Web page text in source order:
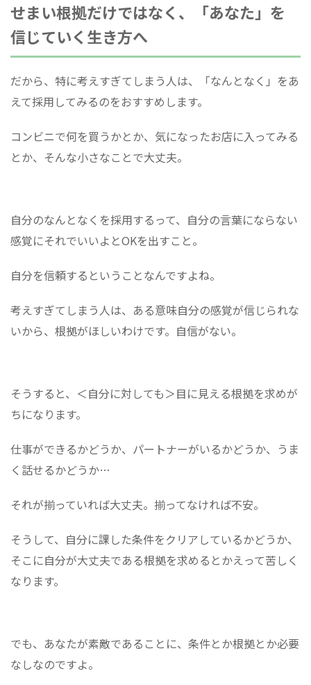
せまい根拠だけではなく、「あなた」を
信じていく生き方へ
だから、特に考えすぎてしまう人は、「なんとなく」をあ
えて採用してみるのをおすすめします。
コンビニで何を買うかとか、気になったお店に入ってみる
とか、そんな小さなことで大丈夫。
自分のなんとなくを採用するって、自分の言葉にならない
感覚にそれでいいよとOKを出すこと。
自分を信頼するということなんですよね。
考えすぎてしまう人は、ある意味自分の感覚が信じられな
いから、根拠がほしいわけです。自信がない。
そうすると、＜自分に対しても＞目に見える根拠を求めが
ちになります。
仕事ができるかどうか、パートナーがいるかどうか、うま
く話せるかどうか…
それが揃っていれば大丈夫。揃ってなければ不安。
そうして、自分に課した条件をクリアしているかどうか、
そこに自分が大丈夫である根拠を求めるとかえって苦しく
なります。
でも、あなたが素敵であることに、条件とか根拠とか必要
なしなのですよ。